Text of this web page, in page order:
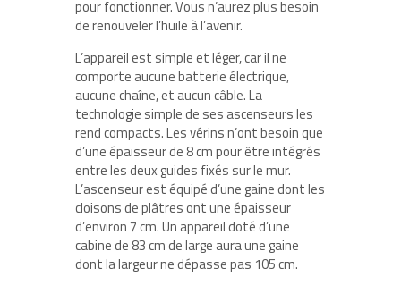
pour fonctionner. Vous n’aurez plus besoin
de renouveler l’huile à l’avenir.
L’appareil est simple et léger, car il ne
comporte aucune batterie électrique,
aucune chaîne, et aucun câble. La
technologie simple de ses ascenseurs les
rend compacts. Les vérins n’ont besoin que
d’une épaisseur de 8 cm pour être intégrés
entre les deux guides fixés sur le mur.
L’ascenseur est équipé d’une gaine dont les
cloisons de plâtres ont une épaisseur
d’environ 7 cm. Un appareil doté d’une
cabine de 83 cm de large aura une gaine
dont la largeur ne dépasse pas 105 cm.